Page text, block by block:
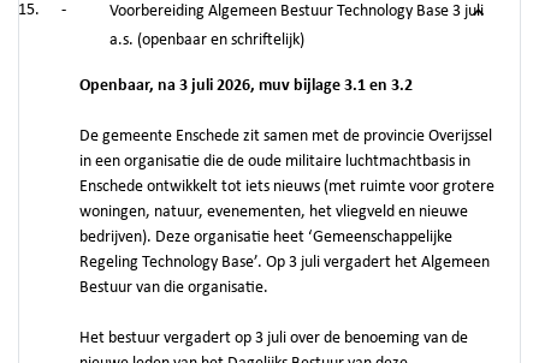
-
Voorbereiding Algemeen Bestuur Technology Base 3 juli
a.s. (openbaar en schriftelijk)
Openbaar, na 3 juli 2026, muv bijlage 3.1 en 3.2
De gemeente Enschede zit samen met de provincie Overijssel
in een organisatie die de oude militaire luchtmachtbasis in
Enschede ontwikkelt tot iets nieuws (met ruimte voor grotere
woningen, natuur, evenementen, het vliegveld en nieuwe
bedrijven). Deze organisatie heet ‘Gemeenschappelijke
Regeling Technology Base’. Op 3 juli vergadert het Algemeen
Bestuur van die organisatie.
Het bestuur vergadert op 3 juli over de benoeming van de